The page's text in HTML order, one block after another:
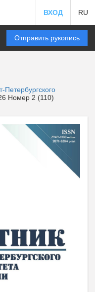
ВХОД RU
Отправить рукопись
Петербургского
Номер 2 (110)